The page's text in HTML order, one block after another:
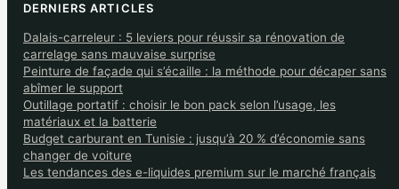
DERNIERS ARTICLES
Dalais-carreleur : 5 leviers pour réussir sa rénovation de
carrelage sans mauvaise surprise
Peinture de façade qui s’écaille : la méthode pour décaper sans
abîmer le support
Outillage portatif : choisir le bon pack selon l’usage, les
matériaux et la batterie
Budget carburant en Tunisie : jusqu’à 20 % d’économie sans
changer de voiture
Les tendances des e-liquides premium sur le marché français